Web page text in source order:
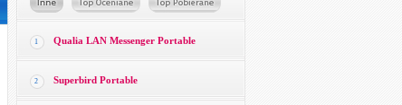
1 Qualia LAN Messenger Portable
2 Superbird Portable